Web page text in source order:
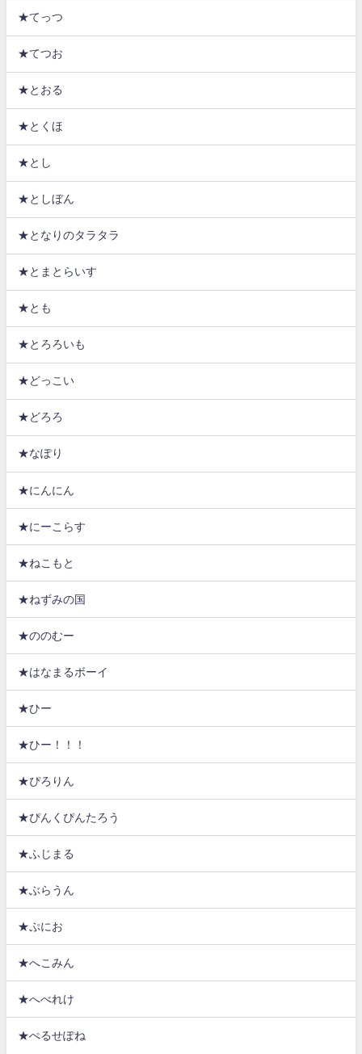
★てっつ
★てつお
★とおる
★とくほ
★とし
★としぼん
★となりのタラタラ
★とまとらいす
★とも
★とろろいも
★どっこい
★どろろ
★なぽり
★にんにん
★にーこらす
★ねこもと
★ねずみの国
★ののむー
★はなまるボーイ
★ひー
★ひー！！！
★ぴろりん
★ぴんくぴんたろう
★ふじまる
★ぶらうん
★ぷにお
★へこみん
★へべれけ
★ぺるせぽね